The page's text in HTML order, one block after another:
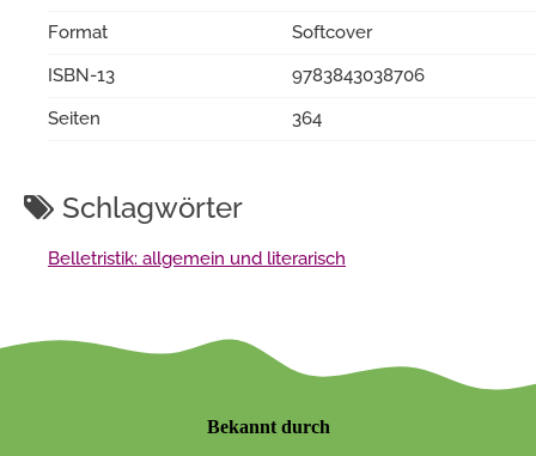
Format
Softcover
ISBN-13
9783843038706
Seiten
364
Schlagwörter
Belletristik: allgemein und literarisch
Bekannt durch